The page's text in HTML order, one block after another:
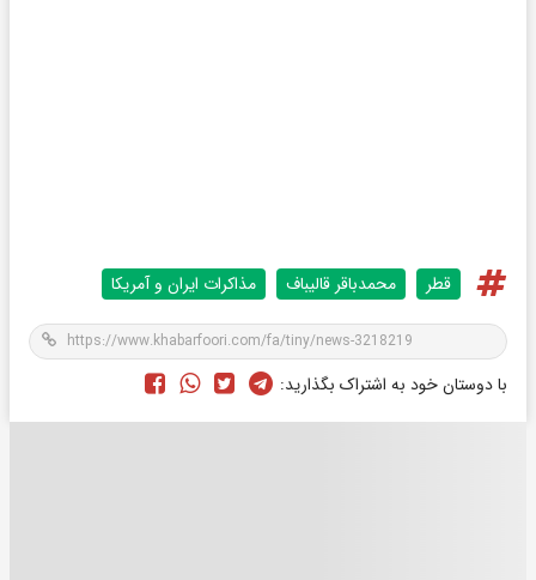
قطر محمدباقر قالیباف مذاکرات ایران و آمریکا
با دوستان خود به اشتراک بگذارید: